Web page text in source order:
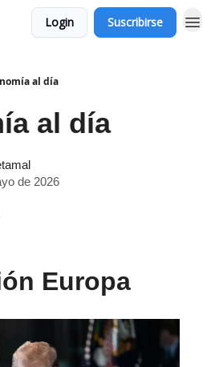
Login Suscribirse
al día
al día
de 2026
Europa